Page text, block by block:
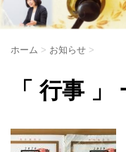
ホーム > お知らせ >
「 行事 」